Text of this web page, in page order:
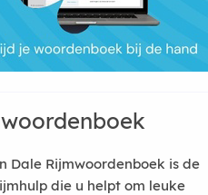
Dale Rijmwoordenboek is de
die u helpt om leuke